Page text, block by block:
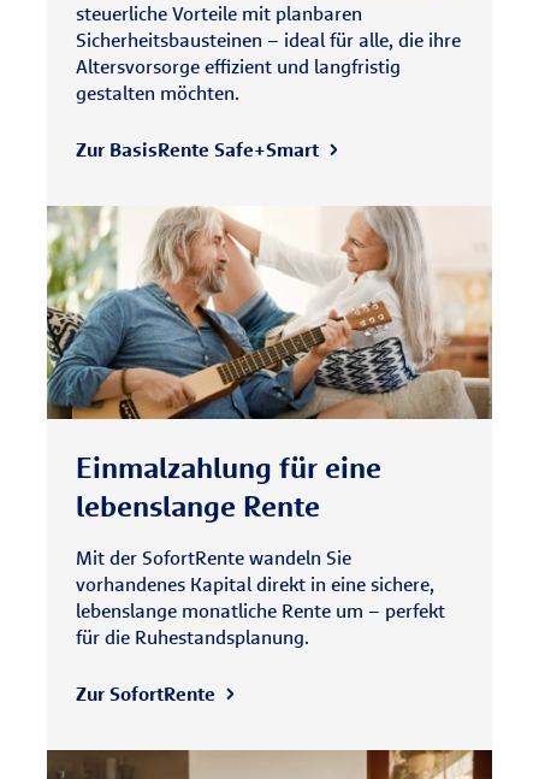
steuerliche Vorteile mit planbaren
Sicherheitsbausteinen – ideal für alle, die ihre
Altersvorsorge effizient und langfristig
gestalten möchten.
Zur BasisRente Safe+Smart
Einmalzahlung für eine
lebenslange Rente
Mit der SofortRente wandeln Sie
vorhandenes Kapital direkt in eine sichere,
lebenslange monatliche Rente um – perfekt
für die Ruhestandsplanung.
Zur SofortRente